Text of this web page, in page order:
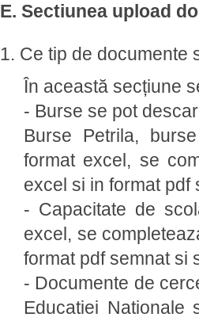
E. Sectiunea upload
1. Ce tip de documente
În această secțiune
- Burse se pot
Burse Petrila,
format excel, se
excel si in format pdf
- Capacitate de
excel, se
format pdf semnat si
- Documente de
Educatiei Nationale